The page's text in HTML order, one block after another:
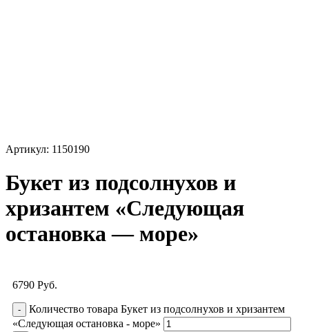
Артикул: 1150190
Букет из подсолнухов и
хризантем «Следующая
остановка — море»
6790 Руб.
Количество товара Букет из подсолнухов и хризантем
«Следующая остановка - море»